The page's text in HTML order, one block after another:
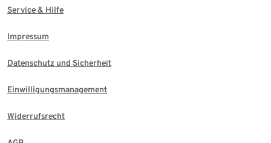
Service & Hilfe
Impressum
Datenschutz und Sicherheit
Einwilligungsmanagement
Widerrufsrecht